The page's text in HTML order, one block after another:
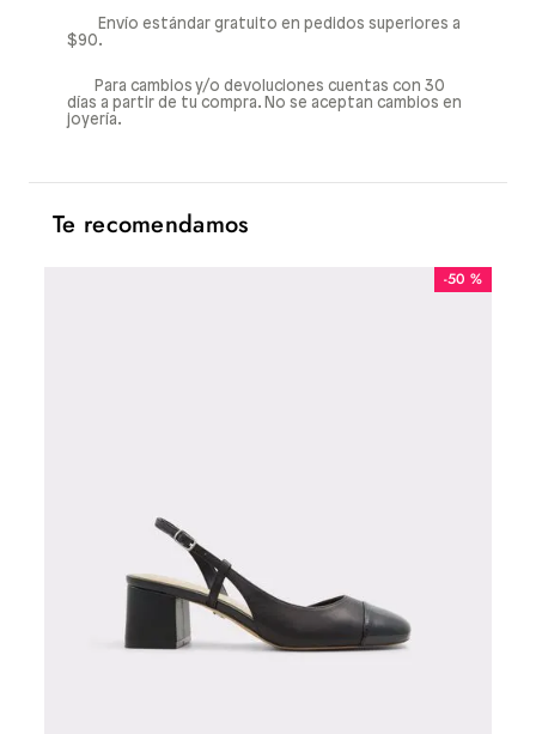
Envío estándar gratuito en pedidos superiores a
$90.
Para cambios y/o devoluciones cuentas con 30
días a partir de tu compra. No se aceptan cambios en
joyería.
Te recomendamos
-50 %